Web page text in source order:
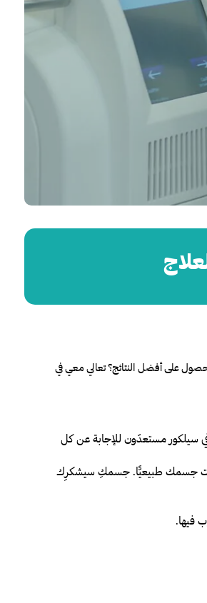
على أفضل النتائج؟ تعالي معي في
سيلكور مستعدّون للإجابة عن كل
لنحت جسمك طبيعيًّا. جسمكِ سيشكرِك
فيها.